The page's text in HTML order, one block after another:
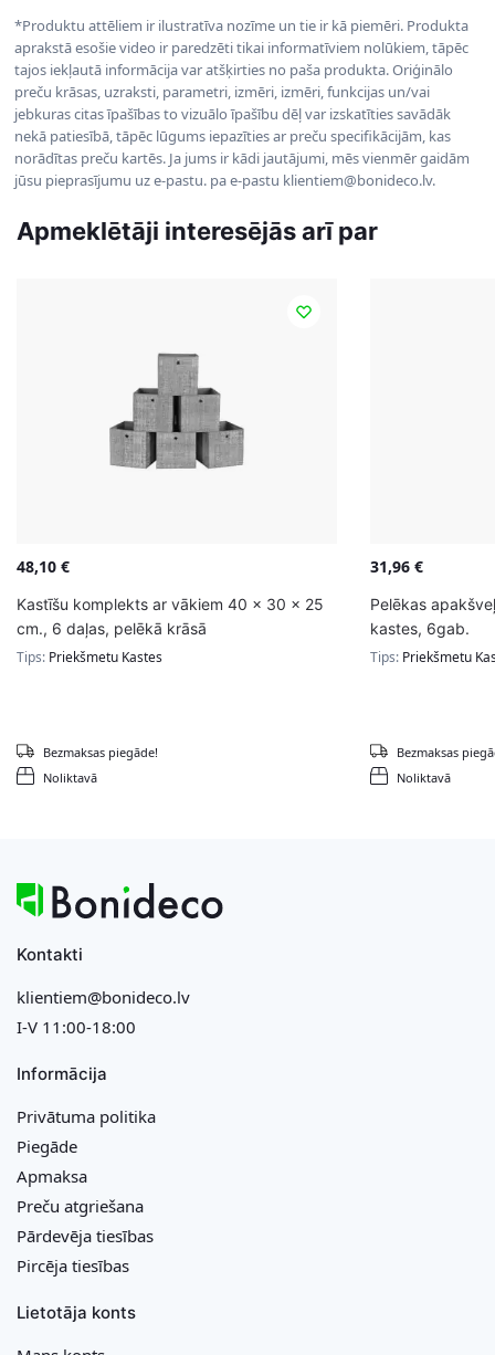
*Produktu attēliem ir ilustratīva nozīme un tie ir kā piemēri. Produkta
aprakstā esošie video ir paredzēti tikai informatīviem nolūkiem, tāpēc
tajos iekļautā informācija var atšķirties no paša produkta. Oriģinālo
preču krāsas, uzraksti, parametri, izmēri, izmēri, funkcijas un/vai
jebkuras citas īpašības to vizuālo īpašību dēļ var izskatīties savādāk
nekā patiesībā, tāpēc lūgums iepazīties ar preču specifikācijām, kas
norādītas preču kartēs. Ja jums ir kādi jautājumi, mēs vienmēr gaidām
jūsu pieprasījumu uz e-pastu. pa e-pastu klientiem@bonideco.lv.
Apmeklētāji interesējās arī par
48,10 €
Kastīšu komplekts ar vākiem 40 x 30 x 25
cm., 6 daļas, pelēkā krāsā
Tips: Priekšmetu Kastes
Noliktavā
Bezmaksas piegāde!
31,96 €
Pelēkas
kastes, 6gab.
Tips: Priekšmetu
Noliktavā
Bezmaksas
Kontakti
klientiem@bonideco.lv
I-V 11:00-18:00
Informācija
Privātuma politika
Piegāde
Apmaksa
Preču atgriešana
Pārdevēja tiesības
Pircēja tiesības
Lietotāja konts